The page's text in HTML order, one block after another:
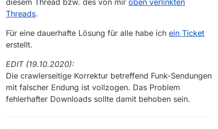
diesem Thread bzw. des von mir oben verlinkten
Threads.
Für eine dauerhafte Lösung für alle habe ich ein Ticket
erstellt.
EDIT (19.10.2020):
Die crawlerseitige Korrektur betreffend Funk-Sendungen
mit falscher Endung ist vollzogen. Das Problem
fehlerhafter Downloads sollte damit behoben sein.